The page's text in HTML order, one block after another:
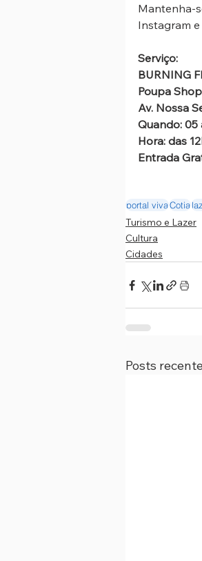
Mantenha-
Instagram
Serviço:
BURNING
Poupa
Av. Nossa
Quando: 05
Hora: das
Entrada
portal vivaCotia
Turismo e Lazer
Cultura
Cidades
Posts